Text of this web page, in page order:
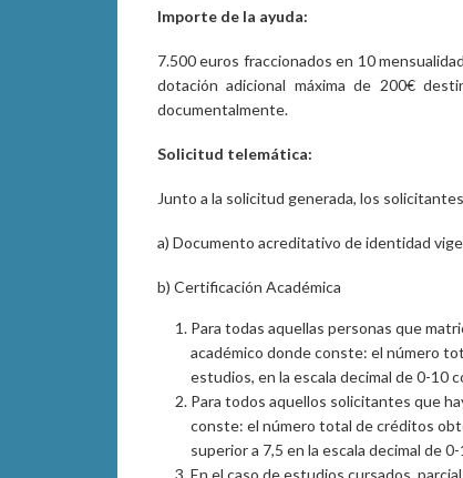
Importe de la ayuda:
7.500 euros fraccionados en 10
dotación adicional máxima de 200€
documentalmente.
Solicitud telemática:
Junto a la solicitud generada, los
a) Documento acreditativo de identidad
b) Certificación Académica
Para todas aquellas personas que
académico donde conste: el número
estudios, en la escala decimal de 0-10
Para todos aquellos solicitantes que
conste: el número total de créditos
superior a 7,5 en la escala decimal de
En el caso de estudios cursados,